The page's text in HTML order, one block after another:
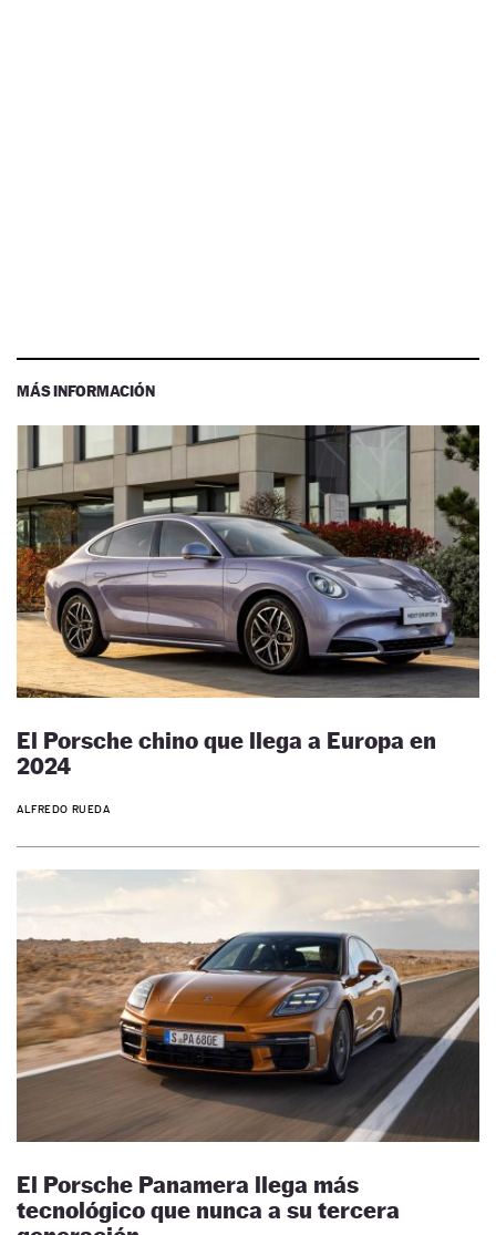
MÁS INFORMACIÓN
El Porsche chino que llega a Europa en
2024
ALFREDO RUEDA
El Porsche Panamera llega más
tecnológico que nunca a su tercera